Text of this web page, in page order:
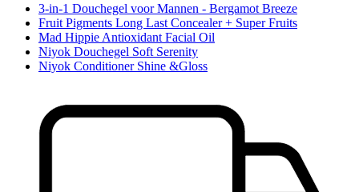
3-in-1 Douchegel voor Mannen - Bergamot Breeze
Fruit Pigments Long Last Concealer + Super Fruits
Mad Hippie Antioxidant Facial Oil
Niyok Douchegel Soft Serenity
Niyok Conditioner Shine &Gloss